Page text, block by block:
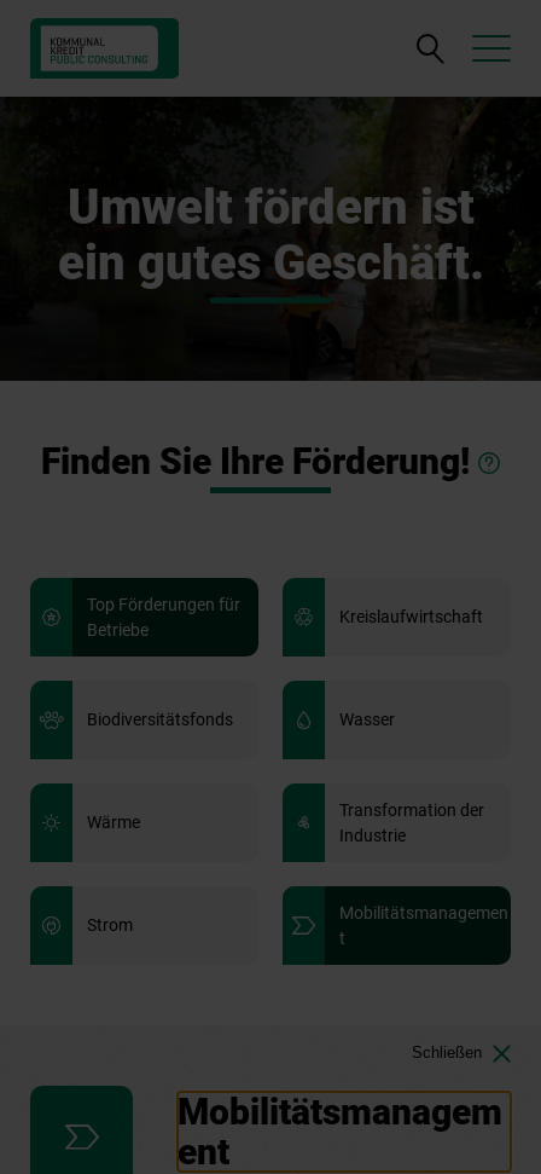
Suche
öffnen
Umwelt fördern ist
ein gutes Geschäft.
Finden Sie Ihre Förderung!
Top Förderungen für
Betriebe
Kreislaufwirtschaft
Biodiversitätsfonds Wasser
Wärme
Transformation der
Industrie
Strom
Mobilitätsmanagemen
t
Mobilitätsmanagem
ent
Schließen